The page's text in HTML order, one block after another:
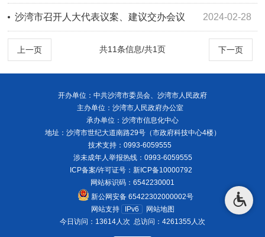
2024-02-28
沙湾市召开人大代表议案、建议交办会议
上一页 下一页
共11条信息/共1页
开办单位：中共沙湾市委员会、沙湾市人民政府
主办单位：沙湾市人民政府办公室
承办单位：沙湾市信息化中心
地址：沙湾市世纪大道南路29号（市政府科技中心4楼）
技术支持：0993-6059555
涉未成年人举报热线：0993-6059555
ICP备案/许可证号： 新ICP备10000792
网站标识码：6542230001
新公网安备 65422302000002号
网站支持
IPv6
网站地图
今日访问：13614人次 总访问：4261355人次